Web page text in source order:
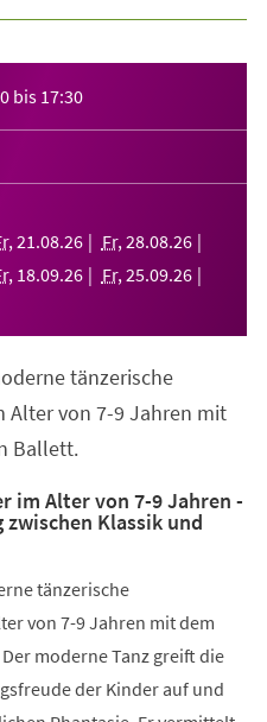
bis 17:30
, 21 .08.26 Fr, 28.08.26
, 18.09.26 Fr, 25.09.26
tänzerische
Alter von 7-9 Jahren mit
Ballett.
im Alter von 7-9 Jahren -
Klassik und
tänzerische
von 7-9 Jahren mit dem
moderne Tanz greift die
der Kinder auf und